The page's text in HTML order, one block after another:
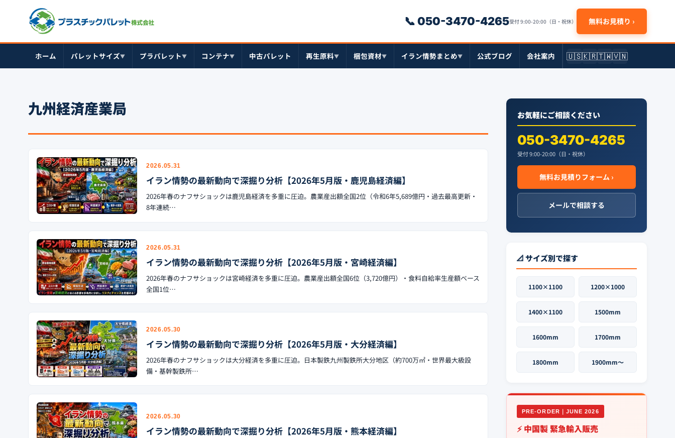
📞 050-3470-4265受付 9:00-20:00（日・祝休） 無料お見積り ›
ホーム パレットサイズ▼ プラパレット▼ コンテナ▼ 中古パレット 再生原料▼ 梱包資材▼ イラン情勢まとめ▼ 公式ブログ 会社案内 🇺🇸🇰🇷🇹🇼🇻🇳
九州経済産業局
2026.05.31
イラン情勢の最新動向で深掘り分析【2026年5月版・鹿児島経済編】
2026年春のナフサショックは鹿児島経済を多重に圧迫。農業産出額全国2位（令和6年5,689億円・過去最高更新・
8年連続…
2026.05.31
イラン情勢の最新動向で深掘り分析【2026年5月版・宮崎経済編】
2026年春のナフサショックは宮崎経済を多重に圧迫。農業産出額全国6位（3,720億円）・食料自給率生産額ベース
全国1位…
2026.05.30
イラン情勢の最新動向で深掘り分析【2026年5月版・大分経済編】
2026年春のナフサショックは大分経済を多重に圧迫。日本製鉄九州製鉄所大分地区（約700万㎡・世界最大級設
備・基幹製鉄所…
2026.05.30
イラン情勢の最新動向で深掘り分析【2026年5月版・熊本経済編】
お気軽にご相談ください
050-3470-4265
受付 9:00-20:00（日・祝休）
無料お見積りフォーム ›
メールで相談する
📐 サイズ別で探す
1100×1100 1200×1000
1400×1100 1500mm
1600mm 1700mm
1800mm 1900mm〜
PRE-ORDER｜JUNE 2026
⚡ 中国製 緊急輸入販売